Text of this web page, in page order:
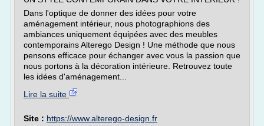
Dans l'optique de donner des idées pour votre
aménagement intérieur, nous photographions des
ambiances uniquement équipées avec des meubles
contemporains Alterego Design ! Une méthode que nous
pensons efficace pour échanger avec vous la passion que
nous portons à la décoration intérieure. Retrouvez toute
les idées d'aménagement...
Lire la suite
Site : https://www.alterego-design.fr